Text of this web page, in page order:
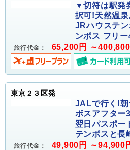
▼切符は駅発
択可!天然温
JRハウステ
ンボス フリー
旅行代金： 65,200円 ～400,800
東京２３区発
JALで行く!
ボスアフター
翌日パスポ
テンボスと長
旅行代金： 49,900円 ～94,900